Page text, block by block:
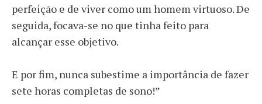
perfeição e de viver como um homem virtuoso. De
seguida, focava-se no que tinha feito para
alcançar esse objetivo.
E por fim, nunca subestime a importância de fazer
sete horas completas de sono!”